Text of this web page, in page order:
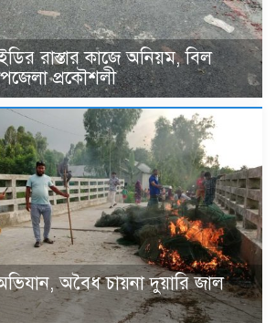
রাস্তার কাজে অনিয়ম, বিল
প্রকৌশলী
অবৈধ চায়না দুয়ারি জাল